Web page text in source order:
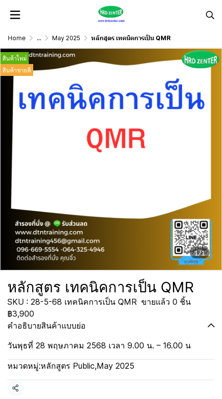
Home ... May 2025 หลักสูตร เทคนิคการเป็น QMR
1/1
สินค้าใหม่
สินค้าขายดี
หลักสูตร เทคนิคการเป็น QMR
SKU : 28-5-68 เทคนิคการเป็น QMR ขายแล้ว 0 ชิ้น
฿3,900
คำอธิบายสินค้าแบบย่อ
วันพุธที่ 28 พฤษภาคม 2568 เวลา 9.00 น. – 16.00 น
หมวดหมู่:หลักสูตร Public,May 2025
แชร์